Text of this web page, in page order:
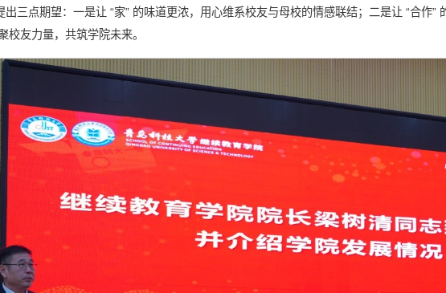
三点期望：一是让 “家” 的味道更浓，用心维系校友与母校的情感联结；二是让 “合作”
校友力量，共筑学院未来。